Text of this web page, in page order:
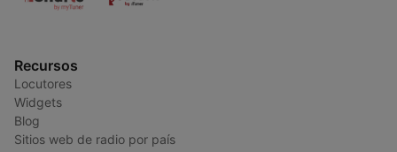
Recursos
Locutores
Widgets
Blog
Sitios web de radio por país